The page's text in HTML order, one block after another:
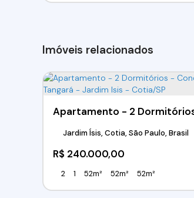
Imóveis relacionados
R$ 240.000,00
Jardim Ísis, Cotia, São Paulo, Brasil
2 1 52m² 52m² 52m²